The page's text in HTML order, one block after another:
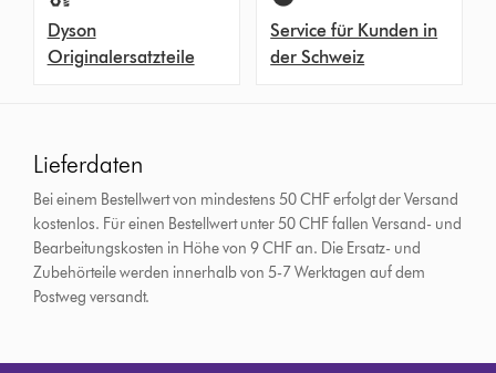
Dyson
Originalersatzteile
Service für Kunden in
der Schweiz
Lieferdaten
Bei einem Bestellwert von mindestens 50 CHF erfolgt der Versand
kostenlos. Für einen Bestellwert unter 50 CHF fallen Versand- und
Bearbeitungskosten in Höhe von 9 CHF an. Die Ersatz- und
Zubehörteile werden innerhalb von 5-7 Werktagen auf dem
Postweg versandt.